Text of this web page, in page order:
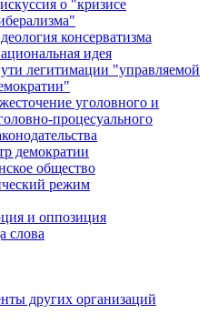
о "кризисе
консерватизма
идея
легитимации "управляемой
уголовного и
процесуального
демократии
общество
режим
и оппозиция
слова
других организаций